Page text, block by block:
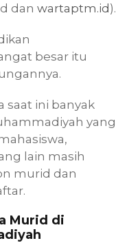
dan wartaptm.id).
besar itu
saat ini banyak
yang
lain masih
murid dan
Murid di